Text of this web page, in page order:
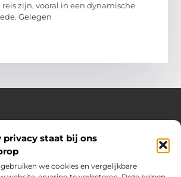
privacy staat bij ons
we cookies en vergelijkbare
zijn, vooral in een dynamische
Gelegen
handige tips en inspirerende artikelen
je een gevarieerd aanbod aan blogs en
meer uit je dag te halen – van nuttige